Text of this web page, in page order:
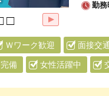
勤務
Ｗワーク歓迎 面接交
備 女性活躍中